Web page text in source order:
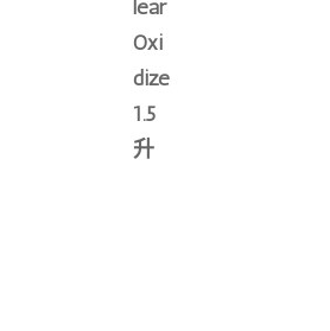
$1,550.00。